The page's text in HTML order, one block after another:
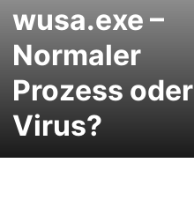
wusa.exe –
Normaler
Prozess oder
Virus?